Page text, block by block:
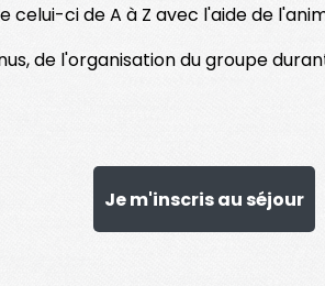
celui-ci de A à Z avec l'aide de
de l'organisation du groupe
Je m'inscris au séjour